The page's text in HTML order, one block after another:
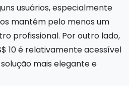
usuários, especialmente
mantêm pelo menos um
profissional. Por outro lado,
10 é relativamente acessível
mais elegante e